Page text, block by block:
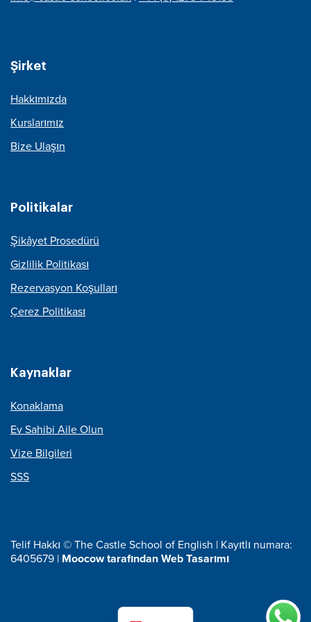
Şirket
Hakkımızda
Kurslarımız
Bize Ulaşın
Politikalar
Şikâyet Prosedürü
Gizlilik Politikası
Rezervasyon Koşulları
Çerez Politikası
Kaynaklar
Konaklama
Ev Sahibi Aile Olun
Vize Bilgileri
SSS
Telif Hakkı © The Castle School of English | Kayıtlı numara:
6405679 | Moocow tarafından Web Tasarımı